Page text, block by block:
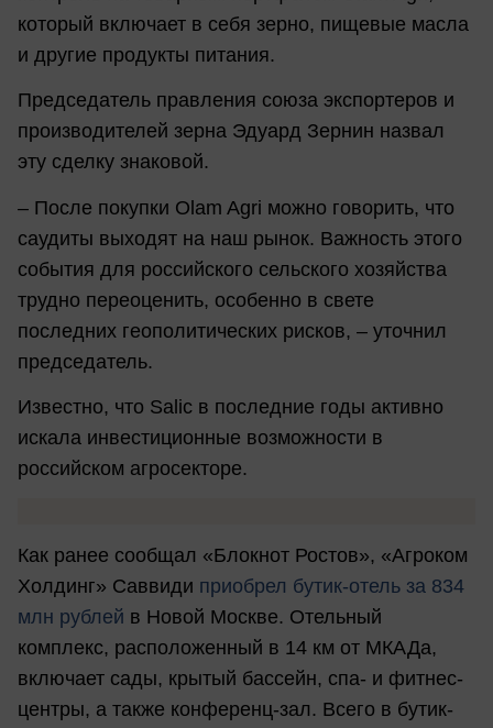
который включает в себя зерно, пищевые масла
и другие продукты питания.
Председатель правления союза экспортеров и
производителей зерна Эдуард Зернин назвал
эту сделку знаковой.
– После покупки Olam Agri можно говорить, что
саудиты выходят на наш рынок. Важность этого
события для российского сельского хозяйства
трудно переоценить, особенно в свете
последних геополитических рисков, – уточнил
председатель.
Известно, что Salic в последние годы активно
искала инвестиционные возможности в
российском агросекторе.
Как ранее сообщал «Блокнот Ростов», «Агроком
Холдинг» Саввиди приобрел бутик-отель за 834
млн рублей в Новой Москве. Отельный
комплекс, расположенный в 14 км от МКАДа,
включает сады, крытый бассейн, спа- и фитнес-
центры, а также конференц-зал. Всего в бутик-